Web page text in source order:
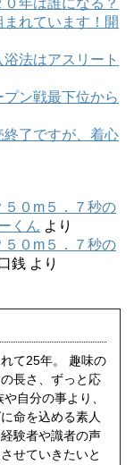
年は誰になる？
れています！開
法はアスリート
ン戦最下位から
了ですが、着心
０m５．７秒の
くん より
０m５．７秒の
銭 より
て25年。 趣味の
長さ、ずっと応
自分の事より、
命を込める素人
験者や識者の声
せていきたいと